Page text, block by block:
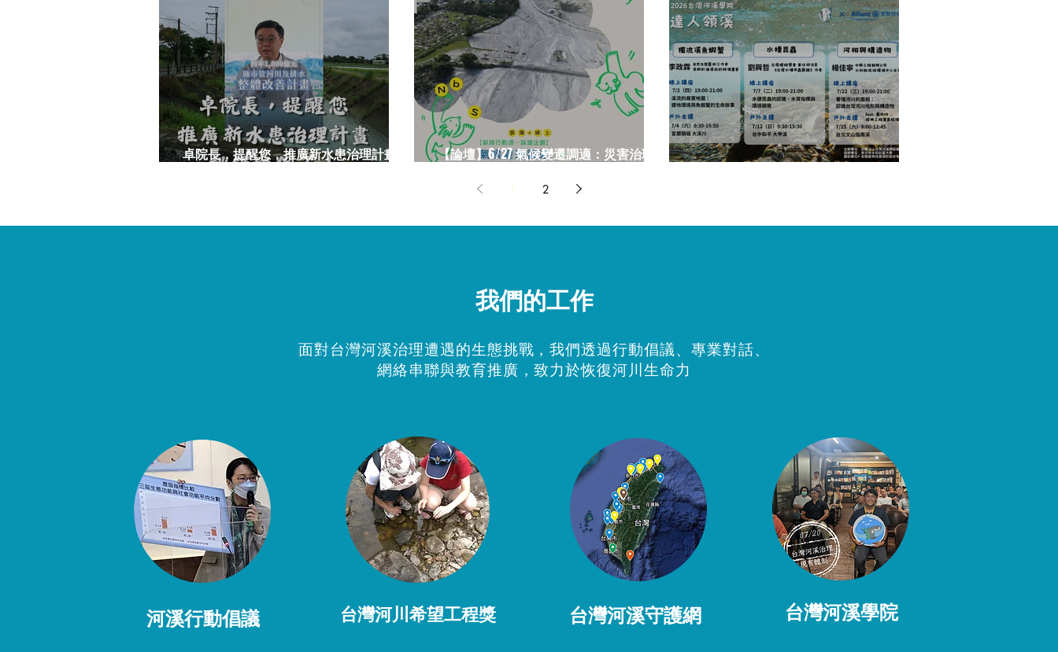
卓院長，提醒您，推廣新水患治理計畫時
【論壇】6/27 氣候變遷調適：災害治理自
1 2
我們的工作
面對台灣河溪治理遭遇的生態挑戰，我們透過行動倡議、專業對話、
網絡串聯與教育推廣，致力於恢復河川生命力
河溪行動倡議 台灣河川希望工程獎 ​台灣河溪守護網 ​台灣河溪學院